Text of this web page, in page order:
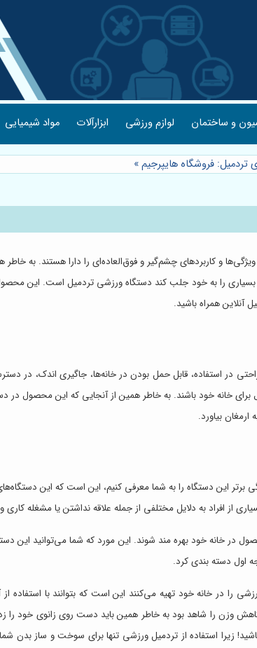
و ساختمان لوازم ورزشی ابزارآلات مواد شیمیایی
تردمیل: فروشگاه هایپرجیم»
و کاربرد‌های چشم‌گیر و فوق‌العاده‌ای را دارا هستند. به خاطر
را به خود جلب کند دستگاه ورزشی تردمیل است. این
آنلاین همراه باشید.
در استفاده، قابل حمل بودن در خانه‌ها، جاگیری اندک، در
خانه خود باشند. به خاطر همین از آنجایی که این محصول
ارمغان بیاورد.
برتر این دستگاه را به شما معرفی کنیم، این است که این
افراد به دلایل مختلفی از جمله علاقه نداشتن یا مشغله کاری
در خانه خود بهره مند شوند. این مورد که شما می‌توانید
اول دسته بندی کرد.
را در خانه خود تهیه می‌کنند این است که بتوانند با
وزن را شاهد بود به خاطر همین باید دست روی زانوی خود را
زیرا استفاده از تردمیل ورزشی تنها برای سوخت و ساز